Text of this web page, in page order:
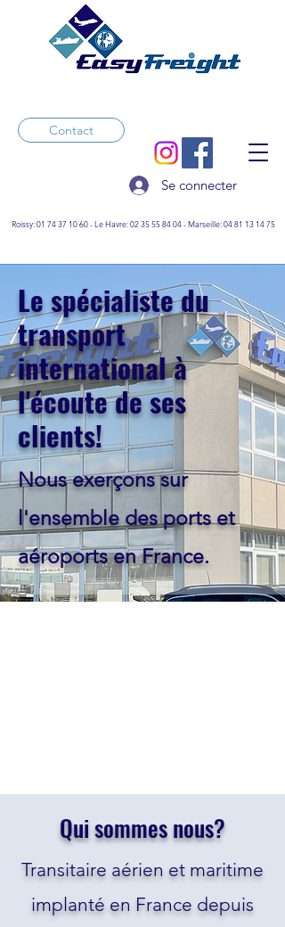
Se connecter
Contact
Roissy:01 74 37 10 60-Le Havre:02 35 55 84 04- Marseille:04 81 13 14 75
Le spécialiste du
transport
international à
l'écoute de ses
clients!
Nous exerçons sur
l'ensemble des ports et
aéroports en France.
Qui sommes nous?
Transitaire aérien et maritime
implanté en France depuis